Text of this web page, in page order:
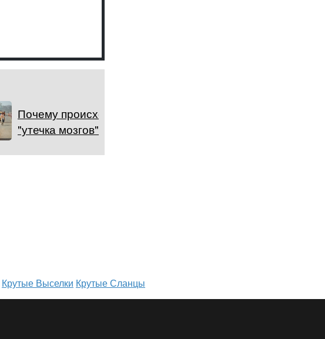
Почему происходит
"утечка мозгов"?
Крутые Выселки Крутые Сланцы